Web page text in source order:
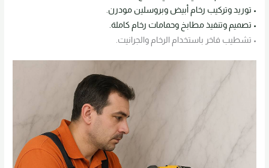
• توريد وتركيب رخام أبيض وبروسلين مودرن.
• تصميم وتنفيذ مطابخ وحمامات رخام كاملة.
• تشطيب فاخر باستخدام الرخام والجرانيت.